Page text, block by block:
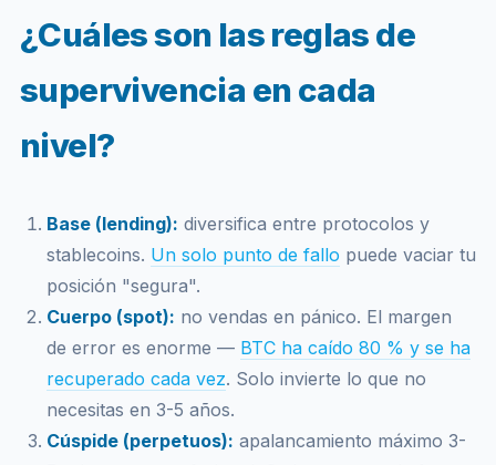
¿Cuáles son las reglas de
supervivencia en cada
nivel?
Base (lending): diversifica entre protocolos y
stablecoins. Un solo punto de fallo puede vaciar tu
posición "segura".
Cuerpo (spot): no vendas en pánico. El margen
de error es enorme — BTC ha caído 80 % y se ha
recuperado cada vez. Solo invierte lo que no
necesitas en 3-5 años.
Cúspide (perpetuos): apalancamiento máximo 3-